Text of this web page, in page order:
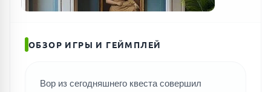
ОБЗОР ИГРЫ И ГЕЙМПЛЕЙ
Вор из сегодняшнего квеста совершил